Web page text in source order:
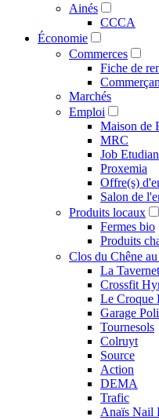
Ainés
CCCA
Économie
Commerces
Fiche de
Marchés
Emploi
Maison de
MRC
Job
Proxemia
Offre(s)
Salon de
Produits locaux
Fermes bio
Produits
Clos du Chêne
La
Crossfit
Le Croque
Garage
Tournesols
Colruyt
Source
Action
DEMA
Trafic
Anaïs Nail